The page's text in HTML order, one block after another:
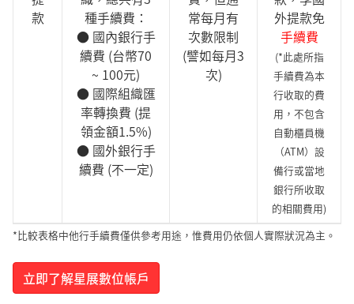
款
種手續費：
● 國內銀行手
續費 (台幣70
~ 100元)
● 國際組織匯
率轉換費 (提
領金額1.5%)
● 國外銀行手
續費 (不一定)
常每月有
次數限制
(譬如每月3
次)
外提款免
手續費
(*此處所指
手續費為本
行收取的費
用，不包含
自動櫃員機
（ATM）設
備行或當地
銀行所收取
的相關費用)
*比較表格中他行手續費僅供參考用途，惟費用仍依個人實際狀況為主。
立即了解星展數位帳戶